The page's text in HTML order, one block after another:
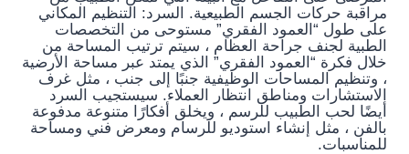
مراقبة حركات الجسم الطبيعية. السرد: التنظيم المكاني
على طول “العمود الفقري” مستوحى من التخصصات
الطبية لجنف جراحة العظام ، سيتم ترتيب المساحة من
خلال فكرة “العمود الفقري” الذي يمتد عبر مساحة الأرضية
، وتنظيم المساحات الوظيفية جنبًا إلى جنب ، مثل غرف
الاستشارات ومناطق انتظار العملاء. سيستجيب السرد
أيضًا لحب الطبيب للرسم ، ويخلق أفكارًا متنوعة مدفوعة
بالفن ، مثل إنشاء استوديو للرسام ومعرض فني ومساحة
للمناسبات.